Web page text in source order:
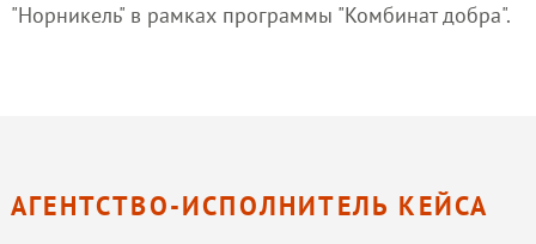
"Норникель" в рамках программы "Комбинат добра".
АГЕНТСТВО-ИСПОЛНИТЕЛЬ КЕЙСА